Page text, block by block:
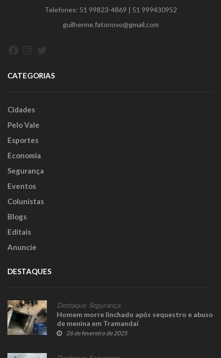
Telefones: 51 99823-4869 | 51 999430952
guilherme.fatonovo@gmail.com
CATEGORIAS
Cidades
Pelo Vale
Esportes
Economia
Segurança
Eventos
Colunistas
Blogs
Editais
Anuncie
DESTAQUES
Destaque, Segurança
Homem morre linchado após sequestro e abuso
de menina em Tramandaí
26 de fevereiro de 2025